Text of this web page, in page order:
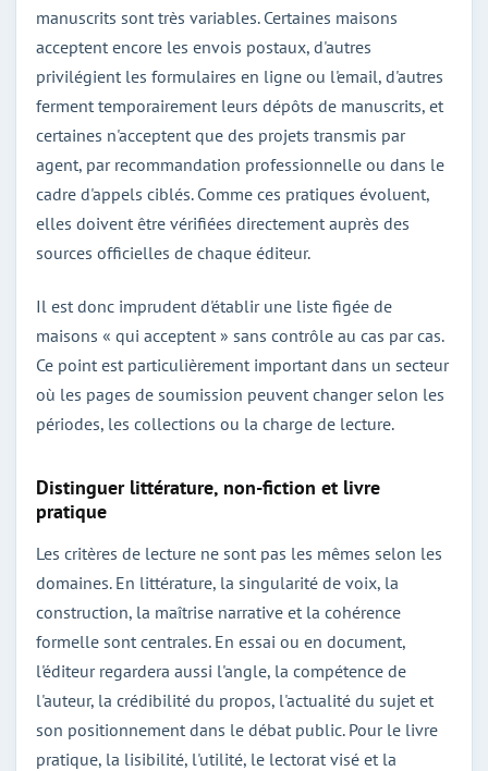
manuscrits sont très variables. Certaines maisons
acceptent encore les envois postaux, d'autres
privilégient les formulaires en ligne ou l'email, d'autres
ferment temporairement leurs dépôts de manuscrits, et
certaines n'acceptent que des projets transmis par
agent, par recommandation professionnelle ou dans le
cadre d'appels ciblés. Comme ces pratiques évoluent,
elles doivent être vérifiées directement auprès des
sources officielles de chaque éditeur.
Il est donc imprudent d'établir une liste figée de
maisons « qui acceptent » sans contrôle au cas par cas.
Ce point est particulièrement important dans un secteur
où les pages de soumission peuvent changer selon les
périodes, les collections ou la charge de lecture.
Distinguer littérature, non-fiction et livre
pratique
Les critères de lecture ne sont pas les mêmes selon les
domaines. En littérature, la singularité de voix, la
construction, la maîtrise narrative et la cohérence
formelle sont centrales. En essai ou en document,
l'éditeur regardera aussi l'angle, la compétence de
l'auteur, la crédibilité du propos, l'actualité du sujet et
son positionnement dans le débat public. Pour le livre
pratique, la lisibilité, l'utilité, le lectorat visé et la